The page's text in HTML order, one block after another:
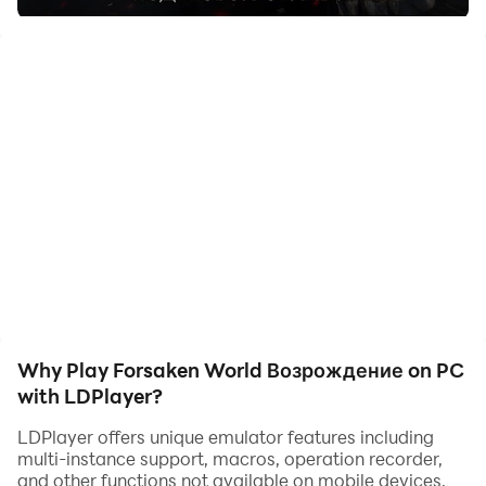
- Герои
обладает своим уникальным боевым стилем и
навыками.
Why Play Forsaken World Возрождение on PC
with LDPlayer?
LDPlayer offers unique emulator features including
multi-instance support, macros, operation recorder,
and other functions not available on mobile devices.